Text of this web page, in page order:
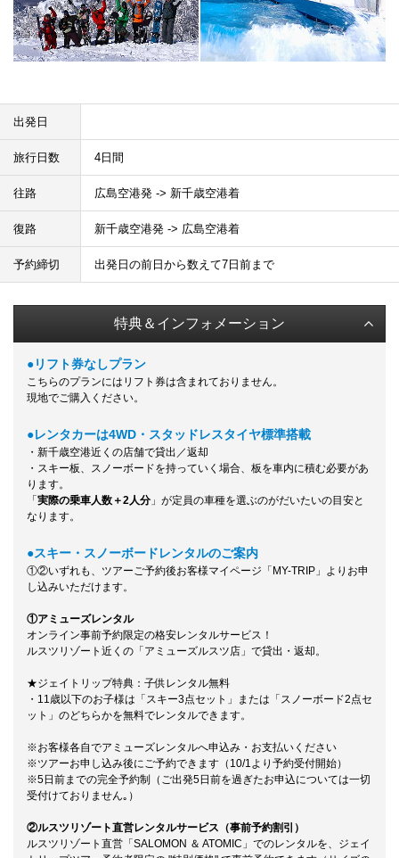
出発日
旅行日数 4日間
往路 広島空港発 -> 新千歳空港着
復路 新千歳空港発 -> 広島空港着
予約締切 出発日の前日から数えて7日前まで
特典＆インフォメーション
●リフト券なしプラン
こちらのプランにはリフト券は含まれておりません。
現地でご購入ください。
●レンタカーは4WD・スタッドレスタイヤ標準搭載
・新千歳空港近くの店舗で貸出／返却
・スキー板、スノーボードを持っていく場合、板を車内に積む必要があ
ります。
「 実際の乗車人数＋2人分 」が定員の車種を選ぶのがだいたいの目安と
なります。
●スキー・スノーボードレンタルのご案内
①②いずれも、ツアーご予約後お客様マイページ「MY-TRIP」よりお申
し込みいただけます。
①アミューズレンタル
オンライン事前予約限定の格安レンタルサービス！
ルスツリゾート近くの「アミューズルスツ店」で貸出・返却。
★ジェイトリップ特典：子供レンタル無料
・11歳以下のお子様は「スキー3点セット」または「スノーボード2点セ
ット」のどちらかを無料でレンタルできます。
※お客様各自でアミューズレンタルへ申込み・お支払いください
※ツアーお申し込み後にご予約できます（10/1より予約受付開始）
※5日前までの完全予約制（ご出発5日前を過ぎたお申込については一切
受付けておりません｡）
②ルスツリゾート直営レンタルサービス（事前予約割引）
ルスツリゾート直営「SALOMON ＆ ATOMIC」でのレンタルを、ジェイ